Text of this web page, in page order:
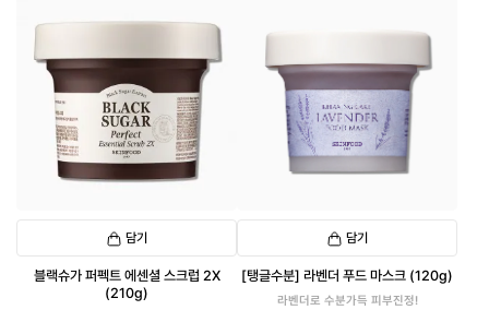
담기
블랙슈가 퍼펙트 에센셜 스크럽 2X
(210g)
담기
[탱글수분] 라벤더 푸드 마스크 (120g)
라벤더로 수분가득 피부진정!